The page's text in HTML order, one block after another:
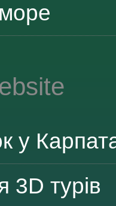
у
3D турів